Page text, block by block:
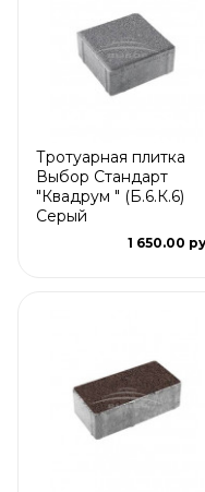
Тротуарная плитка
Выбор Стандарт
"Квадрум " (Б.6.К.6)
Серый
1 650.00